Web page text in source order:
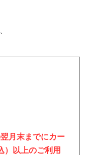
月末までにカー
）以上のご利用